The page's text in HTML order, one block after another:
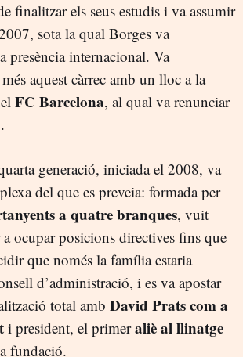
finalitzar els seus estudis i va assumir
sota la qual Borges va
presència internacional. Va
aquest càrrec amb un lloc a la
FC Barcelona, al qual va renunciar
generació, iniciada el 2008, va
del que es preveia: formada per
a quatre branques, vuit
ocupar posicions directives fins que
que només la família estaria
d’administració, i es va apostar
total amb David Prats com a
i president, el primeraliè al llinatge
fundació.